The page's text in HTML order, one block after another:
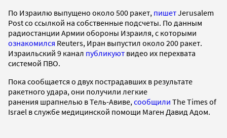
По Израилю выпущено около 500 ракет, пишетJerusalem
Post со ссылкой на собственные подсчеты. По данным
радиостанции Армии обороны Израиля, с которыми
ознакомился Reuters, Иран выпустил около 200 ракет.
Израильский 9 канал публикуют видео их перехвата
системой ПВО.
Пока сообщается о двух пострадавших в результате
ракетного удара, они получили легкие
ранения шрапнелью в Тель-Авиве, сообщили The Times of
Israel в службе медицинской помощи Маген Давид Адом.